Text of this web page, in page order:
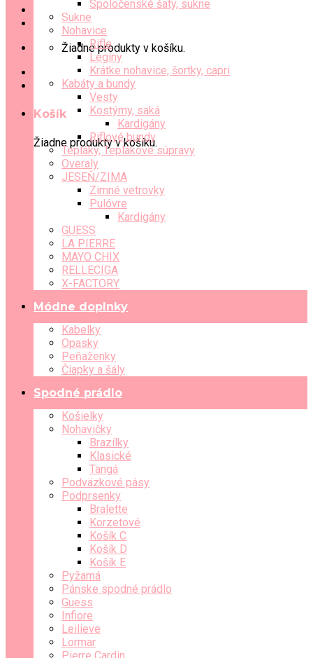
Žiadne produkty v košíku.
Košík
Žiadne produkty v košíku.
Spoločenské šaty, sukne
Sukne
Nohavice
Rifle
Legíny
Krátke nohavice, šortky, capri
Kabáty a bundy
Vesty
Kostýmy, saká
Kardigány
Riflové bundy
Tepláky, Teplákové súpravy
Overaly
JESEŇ/ZIMA
Zimné vetrovky
Pulóvre
Kardigány
GUESS
LA PIERRE
MAYO CHIX
RELLECIGA
X-FACTORY
Módne doplnky
Kabelky
Opasky
Peňaženky
Čiapky a šály
Spodné prádlo
Košielky
Nohavičky
Brazílky
Klasické
Tangá
Podväzkové pásy
Podprsenky
Bralette
Korzetové
Košík C
Košík D
Košík E
Pyžamá
Pánske spodné prádlo
Guess
Infiore
Leilieve
Lormar